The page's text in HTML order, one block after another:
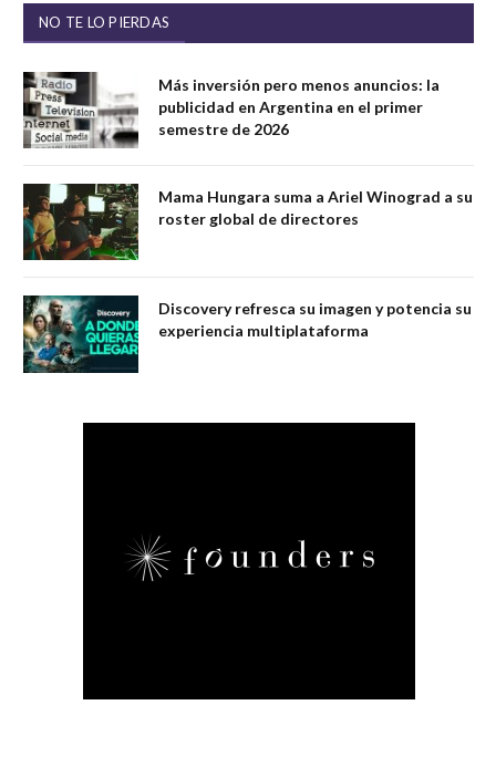
NO TE LO PIERDAS
Más inversión pero menos anuncios: la
publicidad en Argentina en el primer
semestre de 2026
Mama Hungara suma a Ariel Winograd a su
roster global de directores
Discovery refresca su imagen y potencia su
experiencia multiplataforma